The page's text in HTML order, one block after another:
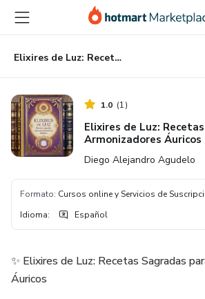
principal
página
de
página
Elixires de Luz: Recetas Sagradas para Armonizadores Áuricos
1.0 (1)
Elixires de Luz:
Armonizadores Áuricos
Diego Alejandro Agudelo
Formato: Cursos online y Servicios de
Idioma: Español
✨ Elixires de Luz: Recetas Sagradas
Áuricos